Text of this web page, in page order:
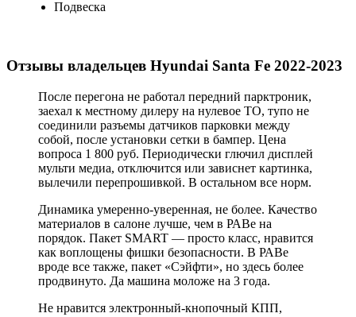
Подвеска
Отзывы владельцев Hyundai Santa Fe 2022-2023
После перегона не работал передний парктроник,
заехал к местному дилеру на нулевое ТО, тупо не
соединили разъемы датчиков парковки между
собой, после установки сетки в бампер. Цена
вопроса 1 800 руб. Периодически глючил дисплей
мульти медиа, отключится или зависнет картинка,
вылечили перепрошивкой. В остальном все норм.
Динамика умеренно-уверенная, не более. Качество
материалов в салоне лучше, чем в РАВе на
порядок. Пакет SMART — просто класс, нравится
как воплощены фишки безопасности. В РАВе
вроде все также, пакет «Сэйфти», но здесь более
продвинуто. Да машина моложе на 3 года.
Не нравится электронный-кнопочный КПП,